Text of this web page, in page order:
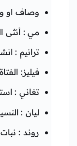
وصاف او
مي : أنثى
ترانيم :
فيليز:
تغاني :
ليان :
روند :